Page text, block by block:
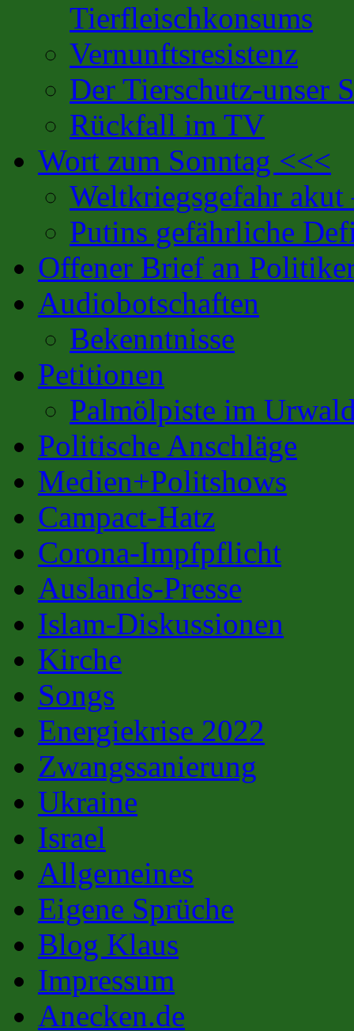
Tierfleischkonsums
Vernunftsresistenz
Der Tierschutz-unser
Rückfall im TV
Wort zum Sonntag <<<
Weltkriegsgefahr
Putins gefährliche
Offener Brief an
Audiobotschaften
Bekenntnisse
Petitionen
Palmölpiste im
Politische Anschläge
Medien+Politshows
Campact-Hatz
Corona-Impfpflicht
Auslands-Presse
Islam-Diskussionen
Kirche
Songs
Energiekrise 2022
Zwangssanierung
Ukraine
Israel
Allgemeines
Eigene Sprüche
Blog Klaus
Impressum
Anecken.de